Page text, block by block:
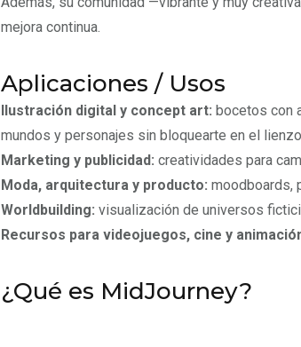
mejora continua.
Aplicaciones / Usos
Ilustración digital y concept art: bocetos con
mundos y personajes sin bloquearte en el
Marketing y publicidad: creatividades para
Moda, arquitectura y producto: moodboards,
Worldbuilding: visualización de universos
Recursos para videojuegos, cine y
¿Qué es MidJourney?